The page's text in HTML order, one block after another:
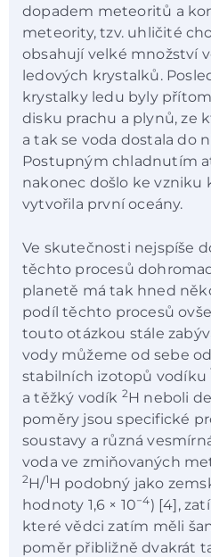
dopadem meteoritů a
meteority, tzv. uhličité
obsahují velké množství
ledových krystalků.
krystalky ledu byly
disku prachu a plynů, ze
a tak se voda dostala do
Postupným chladnutím
nakonec došlo ke vzniku
vytvořila první oceány.
Ve skutečnosti nejspíše
těchto procesů
planetě má tak hned
podíl těchto procesů
touto otázkou stále
vody můžeme od sebe
stabilních izotopů vodíku
a těžký vodík 2H neboli
poměry jsou specifické
soustavy a různá
voda ve zmiňovaných
2H/1H podobný jako
hodnoty 1,6 × 10−4) [4],
které vědci zatím měli
poměr přibližně dvakrát